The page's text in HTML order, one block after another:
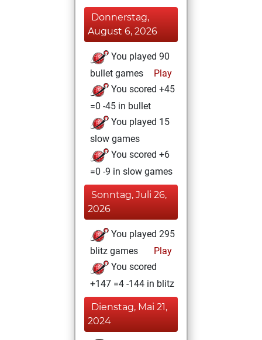
Donnerstag,
August 6, 2026
You played 90
bullet games
Play
You scored +45
=0 -45 in bullet
You played 15
slow games
You scored +6
=0 -9 in slow games
Sonntag, Juli 26,
2026
You played 295
blitz games
Play
You scored
+147 =4 -144 in blitz
Dienstag, Mai 21,
2024